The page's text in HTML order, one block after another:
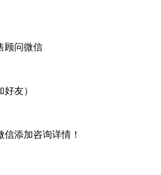
顾问微信
友）
添加咨询详情！